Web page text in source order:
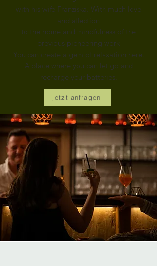
with his wife Franziska. With much love
and affection
to the home and mindfulness of the
previous pioneering work
You can create a gem of relaxation here.
A place where you can let go and
recharge your batteries.
jetzt anfragen